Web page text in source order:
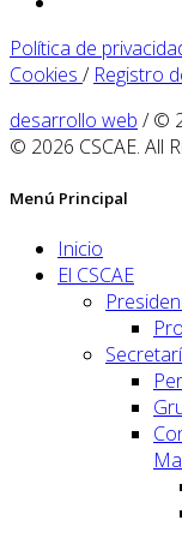
Política de
Cookies / Registro
desarrollo web / ©
© 2026 CSCAE. All
Menú Principal
Inicio
El CSCAE